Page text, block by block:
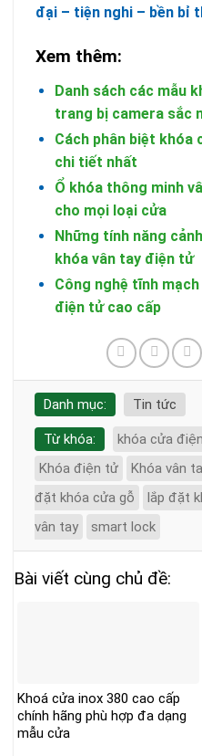
đại – tiện nghi – bền bỉ
Xem thêm:
Danh sách các mẫu
trang bị camera sắc
Cách phân biệt khóa
chi tiết nhất
Ổ khóa thông minh
cho mọi loại cửa
Những tính năng
khóa vân tay điện tử
Công nghệ tĩnh
điện tử cao cấp
Danh mục: Tin tức
Từ khóa: khóa cửa
Khóa điện tử
Khóa vân
đặt khóa cửa gỗ
lắp đặt
vân tay
smart lock
Bài viết cùng chủ đề:
Khoá cửa inox 380 cao cấp
chính hãng phù hợp đa dạng
mẫu cửa